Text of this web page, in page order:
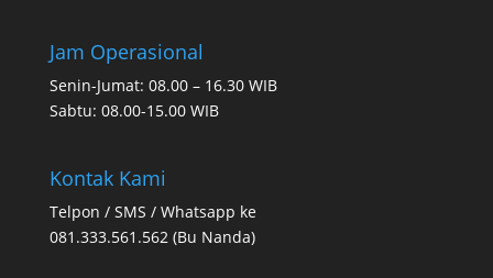
Jam Operasional
Senin-Jumat: 08.00 – 16.30 WIB
Sabtu: 08.00-15.00 WIB
Kontak Kami
Telpon / SMS / Whatsapp ke
081.333.561.562 (Bu Nanda)